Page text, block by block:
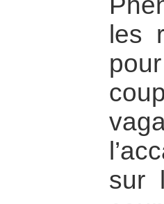
les
sur